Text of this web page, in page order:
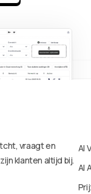
vraagt en
klanten altijd bij.
AI
AI